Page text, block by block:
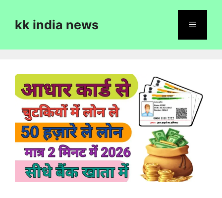
contentkk india news